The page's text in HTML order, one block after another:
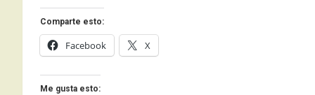
Comparte esto:
Facebook X
Me gusta esto: